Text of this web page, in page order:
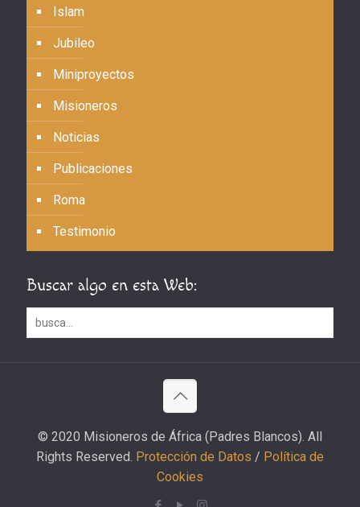
Islam
Jubileo
Miniproyectos
Misioneros
Noticias
Publicaciones
Roma
Testimonio
Buscar algo en esta Web:
© 2020 Misioneros de África (Padres Blancos). All
Rights Reserved. Protección de Datos / Política de
Cookies